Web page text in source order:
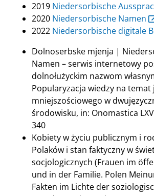
‎2019 Niedersorbische
2020 Niedersorbische Namen
2022 Niedersorbische digitale
Dolnoserbske mjenja |
Namen – serwis internetowy
dolnołużyckim nazwom
Popularyzacja wiedzy na temat
mniejszościowego w
środowisku, in: Onomastica
340
Kobiety w życiu publicznym i
Polaków i stan faktyczny w
socjologicznych (Frauen im
und in der Familie. Polen
Fakten im Lichte der